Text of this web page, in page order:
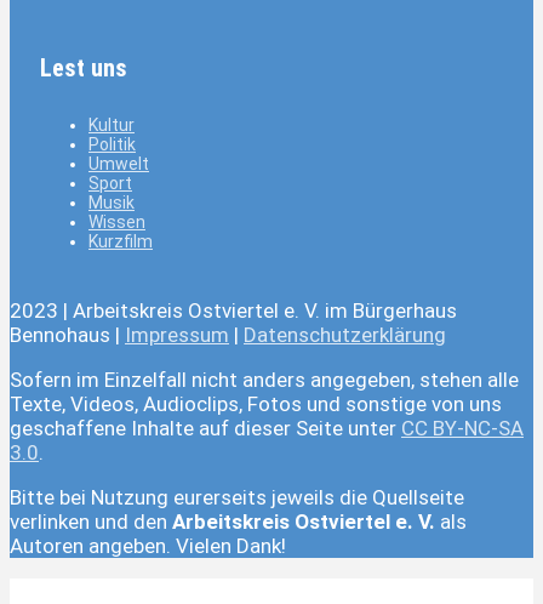
Lest uns
Kultur
Politik
Umwelt
Sport
Musik
Wissen
Kurzfilm
2023 | Arbeitskreis Ostviertel e. V. im Bürgerhaus
Bennohaus | Impressum | Datenschutzerklärung
Sofern im Einzelfall nicht anders angegeben, stehen alle
Texte, Videos, Audioclips, Fotos und sonstige von uns
geschaffene Inhalte auf dieser Seite unter CC BY-NC-SA
3.0.
Bitte bei Nutzung eurerseits jeweils die Quellseite
verlinken und den Arbeitskreis Ostviertel e. V. als
Autoren angeben. Vielen Dank!